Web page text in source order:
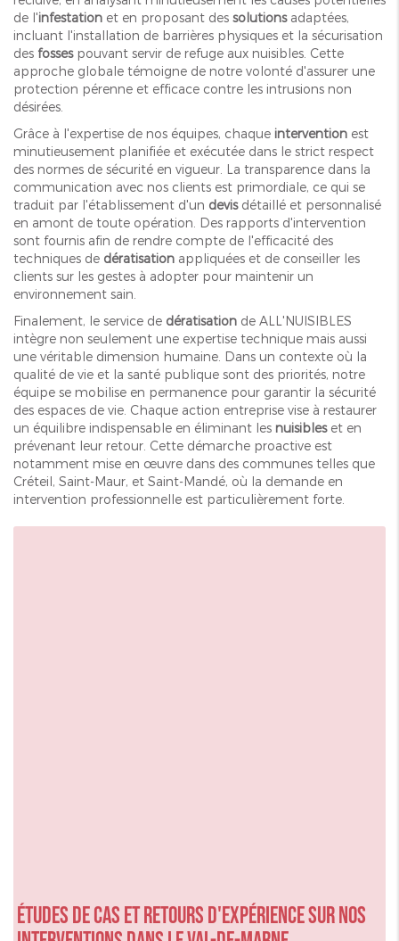
de l'infestation et en proposant des solutionsadaptées,
incluant l'installation de barrières physiques et la sécurisation
des fossespouvant servir de refuge aux nuisibles. Cette
approche globale témoigne de notre volonté d'assurer une
protection pérenne et efficace contre les intrusions non
désirées.
Grâce à l'expertise de nos équipes, chaque intervention est
minutieusement planifiée et exécutée dans le strict respect
des normes de sécurité en vigueur. La transparence dans la
communication avec nos clients est primordiale, ce qui se
traduit par l'établissement d'un devisdétaillé et personnalisé
en amont de toute opération. Des rapports d'intervention
sont fournis afin de rendre compte de l'efficacité des
techniques de dératisation appliquées et de conseiller les
clients sur les gestes à adopter pour maintenir un
environnement sain.
Finalement, le service de dératisation de ALL'NUISIBLES
intègre non seulement une expertise technique mais aussi
une véritable dimension humaine. Dans un contexte où la
qualité de vie et la santé publique sont des priorités, notre
équipe se mobilise en permanence pour garantir la sécurité
des espaces de vie. Chaque action entreprise vise à restaurer
un équilibre indispensable en éliminant les nuisibleset en
prévenant leur retour. Cette démarche proactive est
notamment mise en œuvre dans des communes telles que
Créteil, Saint-Maur, et Saint-Mandé, où la demande en
intervention professionnelle est particulièrement forte.
Études de cas et retours d'expérience sur nos